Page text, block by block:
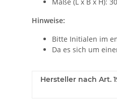
Hinweise:
Bitte Initialen im
Da es sich um
Hersteller nach Art.